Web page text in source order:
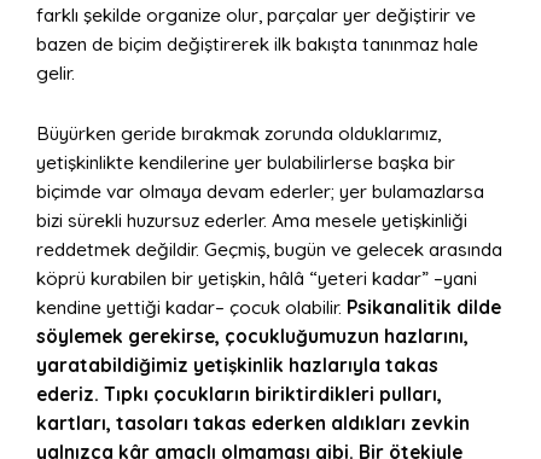
farklı şekilde organize olur, parçalar yer değiştirir ve
bazen de biçim değiştirerek ilk bakışta tanınmaz hale
gelir.
Büyürken geride bırakmak zorunda olduklarımız,
yetişkinlikte kendilerine yer bulabilirlerse başka bir
biçimde var olmaya devam ederler; yer bulamazlarsa
bizi sürekli huzursuz ederler. Ama mesele yetişkinliği
reddetmek değildir. Geçmiş, bugün ve gelecek arasında
köprü kurabilen bir yetişkin, hâlâ “yeteri kadar” –yani
kendine yettiği kadar– çocuk olabilir. Psikanalitik dilde
söylemek gerekirse, çocukluğumuzun hazlarını,
yaratabildiğimiz yetişkinlik hazlarıyla takas
ederiz. Tıpkı çocukların biriktirdikleri pulları,
kartları, tasoları takas ederken aldıkları zevkin
yalnızca kâr amaçlı olmaması gibi. Bir ötekiyle